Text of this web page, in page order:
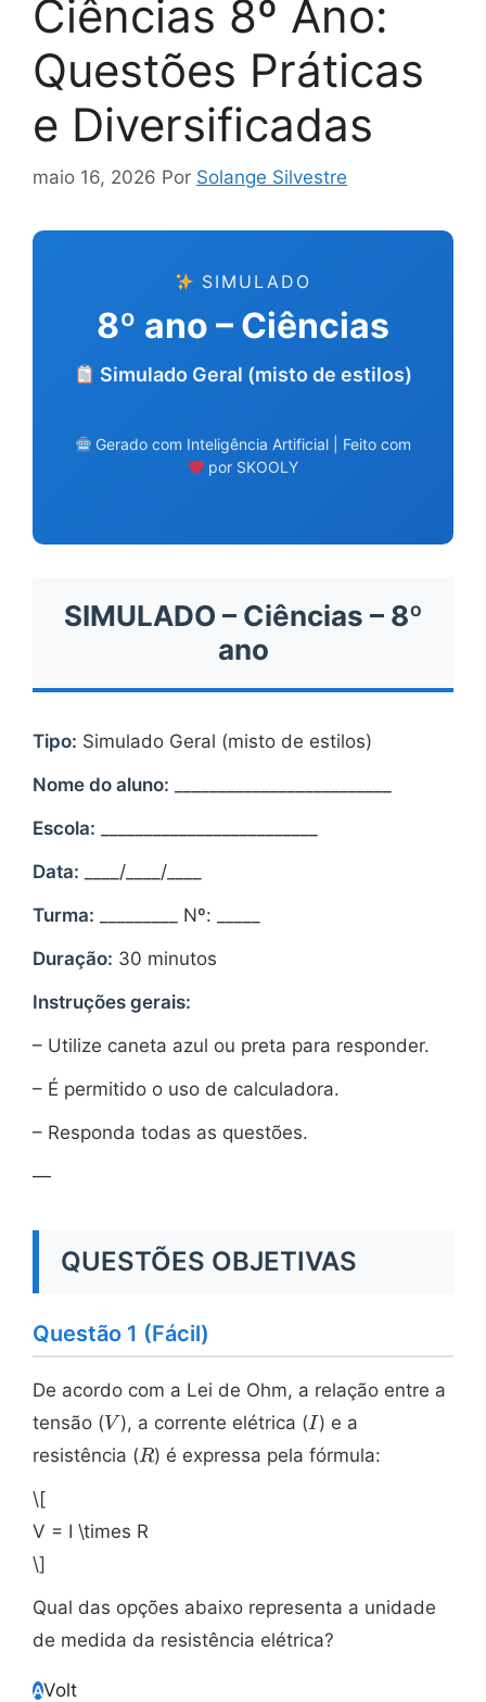
Ciências 8º Ano:
Questões Práticas
e Diversificadas
maio 16, 2026 Por Solange Silvestre
SIMULADO
8º ano – Ciências
Simulado Geral (misto de estilos)
Gerado com Inteligência Artificial | Feito com
por SKOOLY
SIMULADO – Ciências – 8º
ano
Tipo: Simulado Geral (misto de estilos)
Nome do aluno:
Escola:
Data: ____/____/____
Turma: _________ Nº: _____
Duração: 30 minutos
Instruções gerais:
– Utilize caneta azul ou preta para responder.
– É permitido o uso de calculadora.
– Responda todas as questões.
—
QUESTÕES OBJETIVAS
Questão 1 (Fácil)
De acordo com a Lei de Ohm, a relação entre a
tensão (V
V ), a corrente elétrica (I
I) e a
resistência (R
R) é expressa pela fórmula:
\[
V = I \times R
\]
Qual das opções abaixo representa a unidade
de medida da resistência elétrica?
AVolt